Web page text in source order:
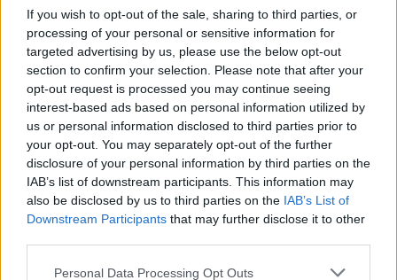
If you wish to opt-out of the sale, sharing to third parties, or
processing of your personal or sensitive information for
targeted advertising by us, please use the below opt-out
section to confirm your selection. Please note that after your
opt-out request is processed you may continue seeing
interest-based ads based on personal information utilized by
us or personal information disclosed to third parties prior to
your opt-out. You may separately opt-out of the further
disclosure of your personal information by third parties on the
IAB’s list of downstream participants. This information may
also be disclosed by us to third parties on the IAB’s List of
Downstream Participants that may further disclose it to other
Personal Data Processing Opt Outs
Starym Kontynencie. Los złączył go jednak z jedną z
najlepszych, o ile nie najlepszą formacją w drugiej
klasie rozgrywkowej. Jak zaprezentuje się Rekkles w
debiucie w nowych barwach? Tego dowiemy się już dziś
wieczorem!
Ujawnienie drużyny Ibaia i Piqué
Rywal również z pewnością liczy na prezentację z jak
najlepszej strony... aczkolwiek w jego przypadku
jakakolwiek prezentacja będzie już sukcesem.